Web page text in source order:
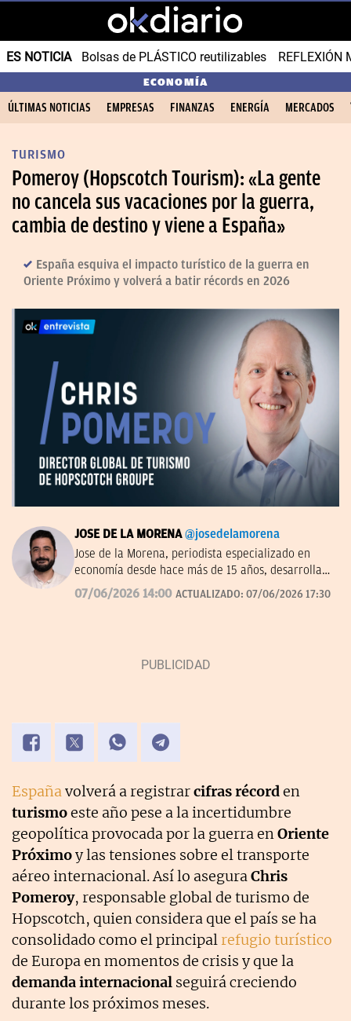
ES NOTICIA Bolsas de PLÁSTICO reutilizables REFLEXIÓN
ECONOMÍA
ÚLTIMAS NOTICIAS EMPRESAS FINANZAS ENERGÍA MERCADOS
TURISMO
Pomeroy (Hopscotch Tourism): «La gente
no cancela sus vacaciones por la guerra,
cambia de destino y viene a España»
España esquiva el impacto turístico de la guerra en
Oriente Próximo y volverá a batir récords en 2026
JOSE DE LA MORENA @josedelamorena
Jose de la Morena, periodista especializado en
economía desde hace más de 15 años, desarrolla
su labor en el campo de la comunicación desde el
prisma de las tendencias, los números y resultados
y como asesor para distintas marcas
07/06/2026 14:00 ACTUALIZADO: 07/06/2026 17:30
Españavolverá a registrarcifras récorden
turismoeste año pese a la incertidumbre
geopolítica provocada por la guerra enOriente
Próximoy las tensiones sobre el transporte
aéreo internacional. Así lo aseguraChris
Pomeroy, responsable global de turismo de
Hopscotch, quien considera que el país se ha
consolidado como el principal refugio turístico
de Europa en momentos de crisis y que la
demanda internacional seguirá creciendo
durante los próximos meses.